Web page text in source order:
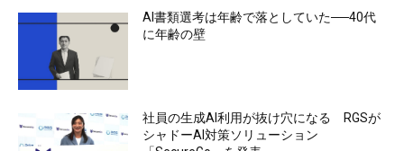
AI書類選考は年齢で落としていた──40代
に年齢の壁
社員の生成AI利用が抜け穴になる RGSが
シャドーAI対策ソリューション